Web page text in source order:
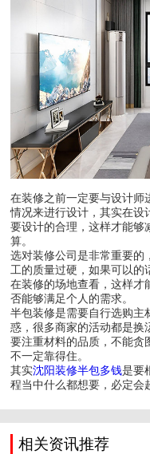
在装修之前一定要与设计师
情况来进行设计，其实在设
要设计的合理，这样才能够
算。
选对装修公司是非常重要的
工的质量过硬，如果可以的
在装修的场地查看，这样才
否能够满足个人的需求。
半包装修是需要自行选购主
惑，很多商家的活动都是换
要注重材料的品质，不能贪
不一定靠得住。
其实沈阳装修半包多钱是要
程当中什么都想要，必定会
相关资讯推荐